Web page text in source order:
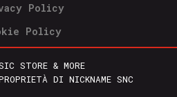
Policy
Policy
STORE & MORE
DI NICKNAME SNC